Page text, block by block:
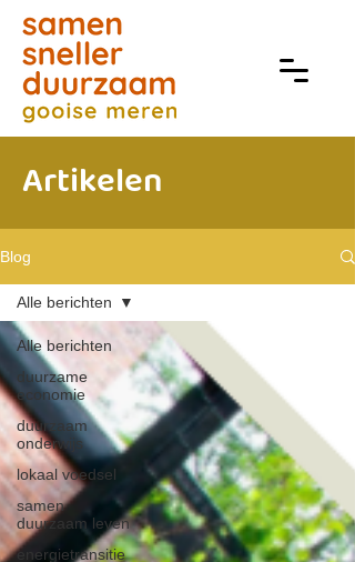
Artikelen
Blog
Alle berichten
duurzame
economie
duurzaam
onderwijs
lokaal voedsel
samen
duurzaam leven
energietransitie
Alle berichten